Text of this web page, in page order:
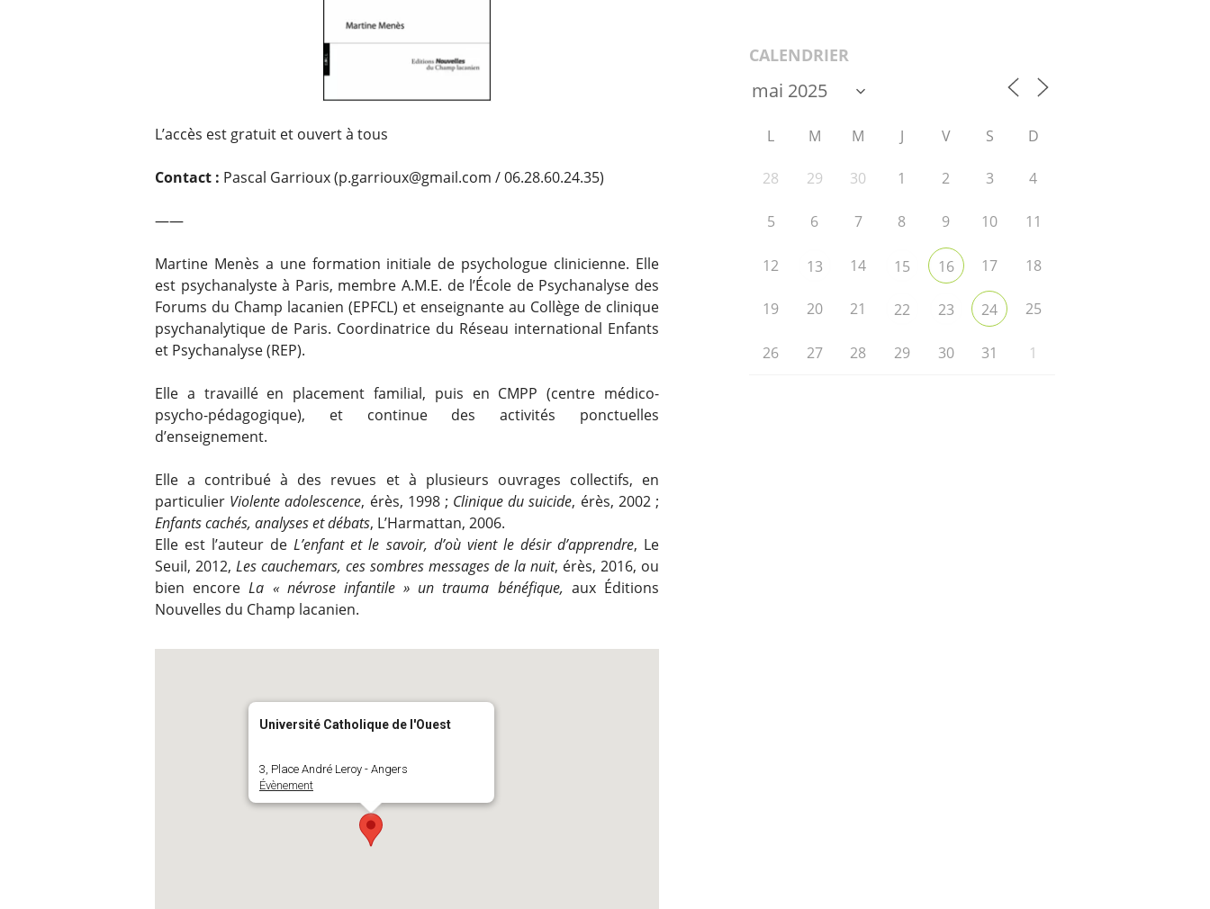
L’accès est gratuit et ouvert à tous
Contact : Pascal Garrioux (p.garrioux@gmail.com / 06.28.60.24.35)
——
Martine Menès a une formation initiale de psychologue clinicienne. Elle
est psychanalyste à Paris, membre A.M.E. de l’École de Psychanalyse des
Forums du Champ lacanien (EPFCL) et enseignante au Collège de clinique
psychanalytique de Paris. Coordinatrice du Réseau international Enfants
et Psychanalyse (REP).
Elle a travaillé en placement familial, puis en CMPP (centre médico-
psycho-pédagogique), et continue des activités ponctuelles
d’enseignement.
Elle a contribué à des revues et à plusieurs ouvrages collectifs, en
particulier Violente adolescence, érès, 1998 ; Clinique du suicide, érès, 2002 ;
Enfants cachés, analyses et débats, L’Harmattan, 2006.
Elle est l’auteur deL’enfant et le savoir, d’où vient le désir d’apprendre, Le
Seuil, 2012, Les cauchemars, ces sombres messages de la nuit, érès, 2016, ou
bien encoreLa « névrose infantile » un trauma bénéfique, aux Éditions
Nouvelles du Champ lacanien.
Université Catholique de l'Ouest
3, Place André Leroy - Angers
Évènement
CALENDRIER
L M M J V S D
28 29 30 1 2 3 4
5 6 7 8 9 10 11
12 13 14 15 16 17 18
19 20 21 22 23 24 25
26 27 28 29 30 31 1